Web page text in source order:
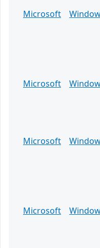
Microsoft
Microsoft
Microsoft
Microsoft